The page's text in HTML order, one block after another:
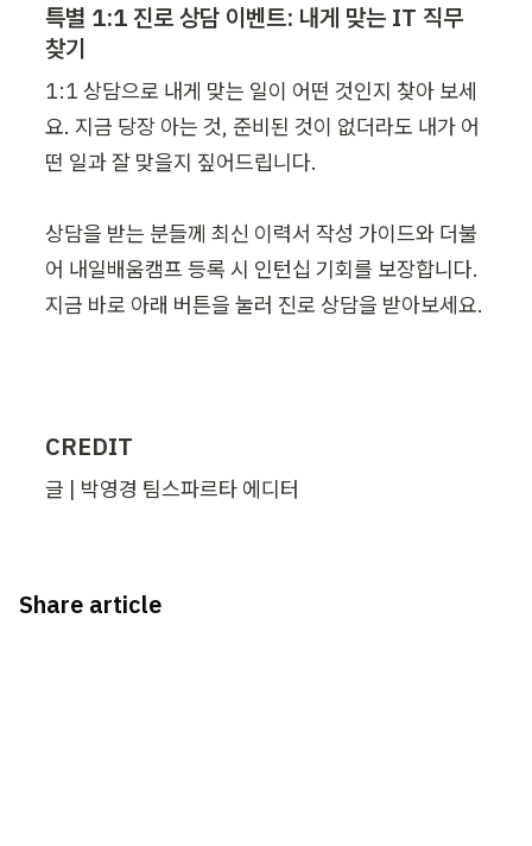
특별 1:1 진로 상담 이벤트: 내게 맞는 IT 직무
찾기
1:1 상담으로 내게 맞는 일이 어떤 것인지 찾아 보세
요. 지금 당장 아는 것, 준비된 것이 없더라도 내가 어
떤 일과 잘 맞을지 짚어드립니다.
상담을 받는 분들께 최신 이력서 작성 가이드와 더불
어 내일배움캠프 등록 시 인턴십 기회를 보장합니다.
지금 바로 아래 버튼을 눌러 진로 상담을 받아보세요.
CREDIT
글 | 박영경 팀스파르타 에디터
Share article